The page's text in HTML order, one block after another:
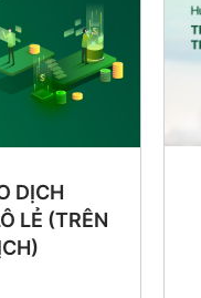
DỊCH
LẺ (TRÊN